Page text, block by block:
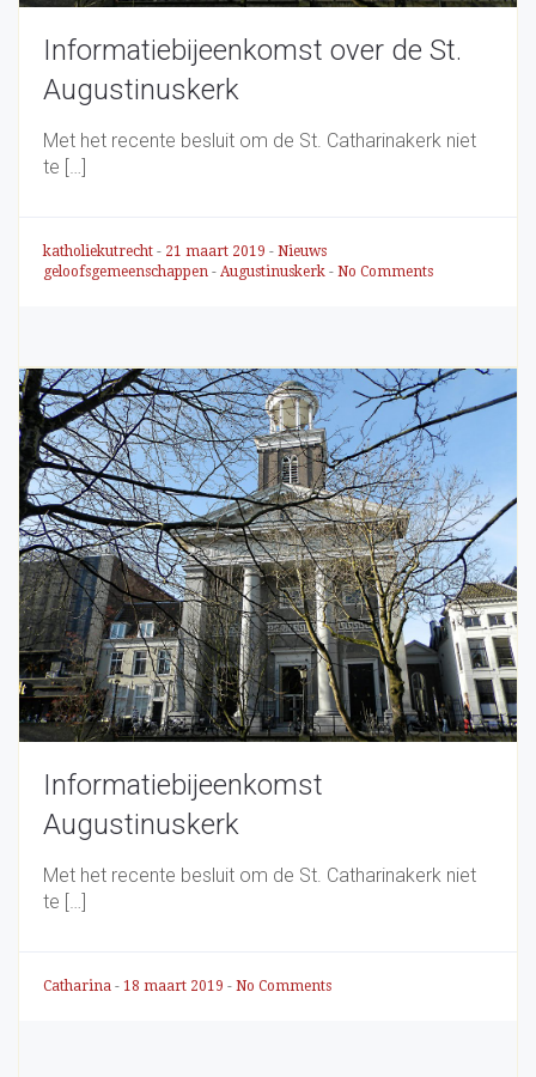
Informatiebijeenkomst over de St.
Augustinuskerk
Met het recente besluit om de St. Catharinakerk niet
te […]
katholiekutrecht - 21 maart 2019 - Nieuws
geloofsgemeenschappen - Augustinuskerk - No Comments
Informatiebijeenkomst
Augustinuskerk
Met het recente besluit om de St. Catharinakerk niet
te […]
Catharina - 18 maart 2019 - No Comments